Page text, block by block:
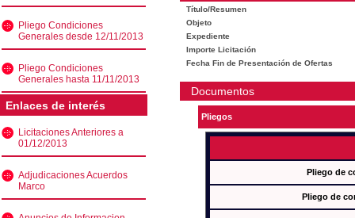
Pliego Condiciones
Generales desde 12/11/2013
Pliego Condiciones
Generales hasta 11/11/2013
Enlaces de interés
Licitaciones Anteriores a
01/12/2013
Adjudicaciones Acuerdos
Marco
Título/Resumen
Objeto
Expediente
Importe Licitación
Fecha Fin de Presentación de Ofertas
Documentos
Pliegos
Pliego de
Pliego de